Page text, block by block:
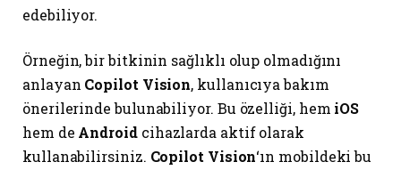
edebiliyor.
Örneğin, bir bitkinin sağlıklı olup olmadığını
anlayan Copilot Vision, kullanıcıya bakım
önerilerinde bulunabiliyor. Bu özelliği, hem iOS
hem de Androidcihazlarda aktif olarak
kullanabilirsiniz. Copilot Vision‘ın mobildeki bu